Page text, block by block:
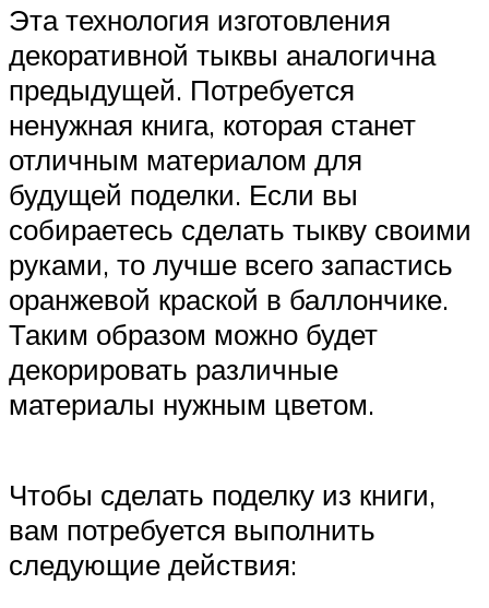
Эта технология изготовления
декоративной тыквы аналогична
предыдущей. Потребуется
ненужная книга, которая станет
отличным материалом для
будущей поделки. Если вы
собираетесь сделать тыкву своими
руками, то лучше всего запастись
оранжевой краской в баллончике.
Таким образом можно будет
декорировать различные
материалы нужным цветом.
Чтобы сделать поделку из книги,
вам потребуется выполнить
следующие действия: